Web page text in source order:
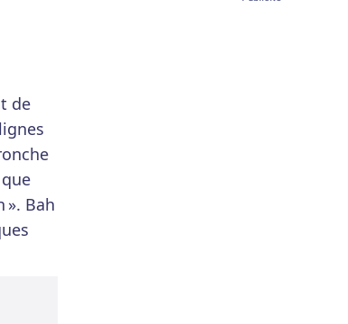
de
». Bah